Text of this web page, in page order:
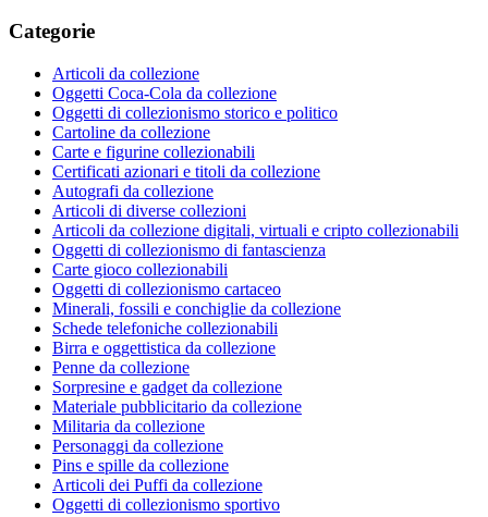
Categorie
Articoli da collezione
Oggetti Coca-Cola da collezione
Oggetti di collezionismo storico e politico
Cartoline da collezione
Carte e figurine collezionabili
Certificati azionari e titoli da collezione
Autografi da collezione
Articoli di diverse collezioni
Articoli da collezione digitali, virtuali e cripto collezionabili
Oggetti di collezionismo di fantascienza
Carte gioco collezionabili
Oggetti di collezionismo cartaceo
Minerali, fossili e conchiglie da collezione
Schede telefoniche collezionabili
Birra e oggettistica da collezione
Penne da collezione
Sorpresine e gadget da collezione
Materiale pubblicitario da collezione
Militaria da collezione
Personaggi da collezione
Pins e spille da collezione
Articoli dei Puffi da collezione
Oggetti di collezionismo sportivo